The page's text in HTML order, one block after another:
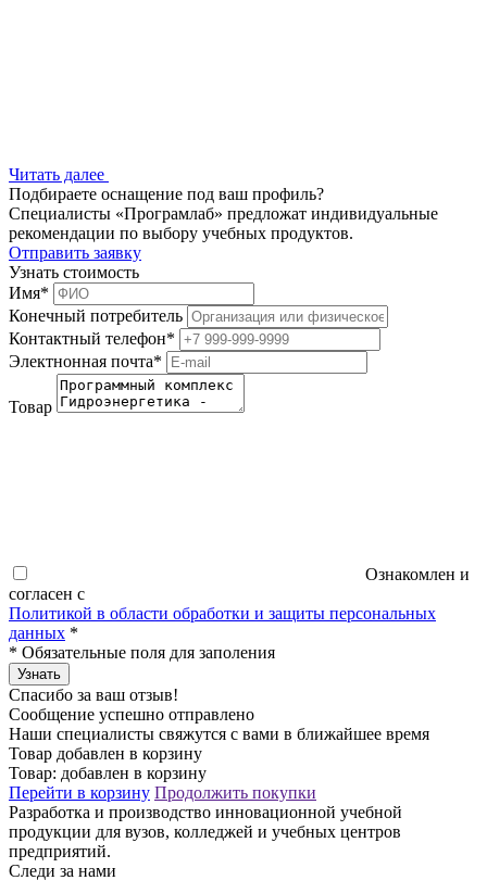
Читать далее
Подбираете оснащение под ваш профиль?
Специалисты «Програмлаб» предложат индивидуальные
рекомендации по выбору учебных продуктов.
Отправить заявку
Узнать стоимость
Имя*
Конечный потребитель
Контактный телефон*
Электнонная почта*
Товар
Ознакомлен и
согласен с
Политикой в области обработки и защиты персональных
данных *
* Обязательные поля для заполения
Узнать
Спасибо за ваш отзыв!
Сообщение успешно отправлено
Наши специалисты свяжутся с вами в ближайшее время
Товар добавлен в корзину
Товар: добавлен в корзину
Перейти в корзину Продолжить покупки
Разработка и производство инновационной учебной
продукции для вузов, колледжей и учебных центров
предприятий.
Следи за нами